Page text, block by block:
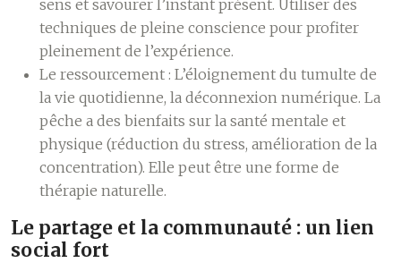
sens et savourer l’instant présent. Utiliser des
techniques de pleine conscience pour profiter
pleinement de l’expérience.
Le ressourcement : L’éloignement du tumulte de
la vie quotidienne, la déconnexion numérique. La
pêche a des bienfaits sur la santé mentale et
physique (réduction du stress, amélioration de la
concentration). Elle peut être une forme de
thérapie naturelle.
Le partage et la communauté : un lien
social fort